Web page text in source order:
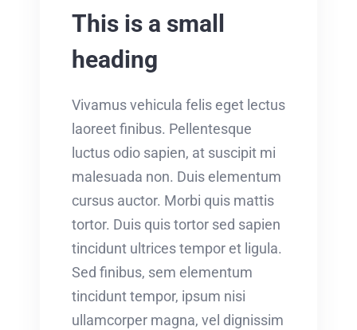
This is a small
heading
Vivamus vehicula felis eget lectus
laoreet finibus. Pellentesque
luctus odio sapien, at suscipit mi
malesuada non. Duis elementum
cursus auctor. Morbi quis mattis
tortor. Duis quis tortor sed sapien
tincidunt ultrices tempor et ligula.
Sed finibus, sem elementum
tincidunt tempor, ipsum nisi
ullamcorper magna, vel dignissim